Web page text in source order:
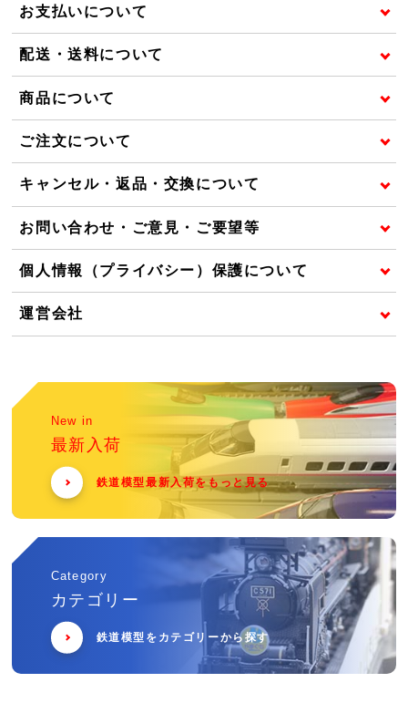
お支払いについて
配送・送料について
商品について
ご注文について
キャンセル・返品・交換について
お問い合わせ・ご意見・ご要望等
個人情報（プライバシー）保護について
運営会社
New in
最新入荷
鉄道模型最新入荷をもっと見る
Category
カテゴリー
鉄道模型をカテゴリーから探す